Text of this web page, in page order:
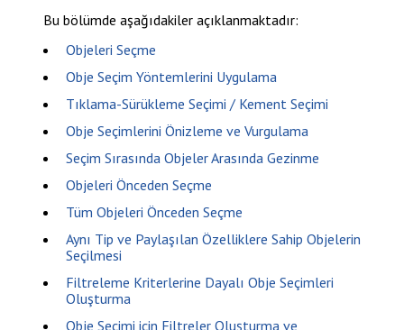
Bu bölümde aşağıdakiler açıklanmaktadır:
Objeleri Seçme
Obje Seçim Yöntemlerini Uygulama
Tıklama-Sürükleme Seçimi / Kement Seçimi
Obje Seçimlerini Önizleme ve Vurgulama
Seçim Sırasında Objeler Arasında Gezinme
Objeleri Önceden Seçme
Tüm Objeleri Önceden Seçme
Aynı Tip ve Paylaşılan Özelliklere Sahip Objelerin
Seçilmesi
Filtreleme Kriterlerine Dayalı Obje Seçimleri
Oluşturma
Obje Seçimi için Filtreler Oluşturma ve